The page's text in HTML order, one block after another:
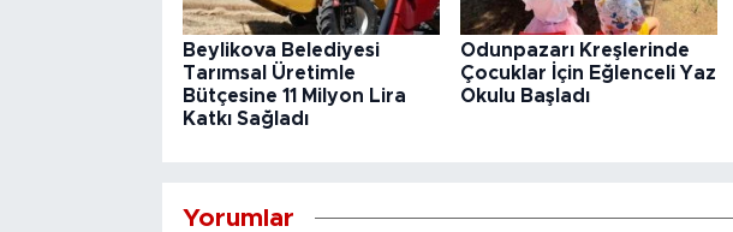
Beylikova Belediyesi
Tarımsal Üretimle
Bütçesine 11 Milyon Lira
Katkı Sağladı
Odunpazarı Kreşlerinde
Çocuklar İçin Eğlenceli Yaz
Okulu Başladı
Yorumlar